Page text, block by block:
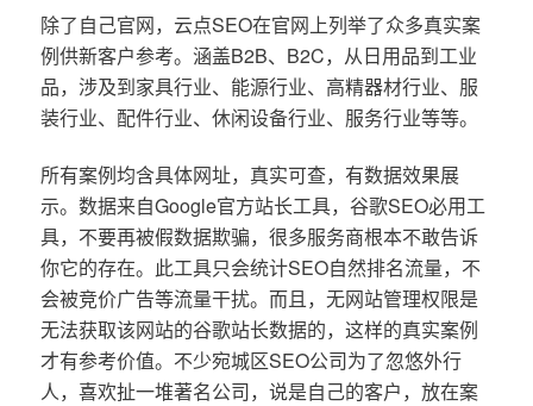
除了自己官网，云点SEO在官网上列举了众多真实案
例供新客户参考。涵盖B2B、B2C，从日用品到工业
品，涉及到家具行业、能源行业、高精器材行业、服
装行业、配件行业、休闲设备行业、服务行业等等。
所有案例均含具体网址，真实可查，有数据效果展
示。数据来自Google官方站长工具，谷歌SEO必用工
具，不要再被假数据欺骗，很多服务商根本不敢告诉
你它的存在。此工具只会统计SEO自然排名流量，不
会被竞价广告等流量干扰。而且，无网站管理权限是
无法获取该网站的谷歌站长数据的，这样的真实案例
才有参考价值。不少宛城区SEO公司为了忽悠外行
人，喜欢扯一堆著名公司，说是自己的客户，放在案